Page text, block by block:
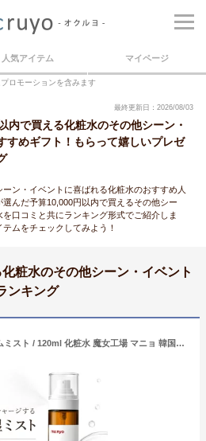
人気アイテム マイページ
ロモーションを含みます
最終更新日：2026/08/03
内で買える化粧水のその他シーン・
すめギフト！もらって嬉しいプレゼ
ン・イベントに喜ばれる化粧水のおすすめ人
んだ予算10,000円以内で買えるその他シー
口コミと共にランキング形式でご紹介しま
ムをチェックしてみよう！
粧水のその他シーン・イベント
ンキング
ma:nyo ビフィダセラムミスト / 120ml 化粧水 魔女工場 マニョ 韓国コスメ 敏感肌 乳酸菌 水分保湿 ペプチド 肌トラブル 弾力 ★韓コス